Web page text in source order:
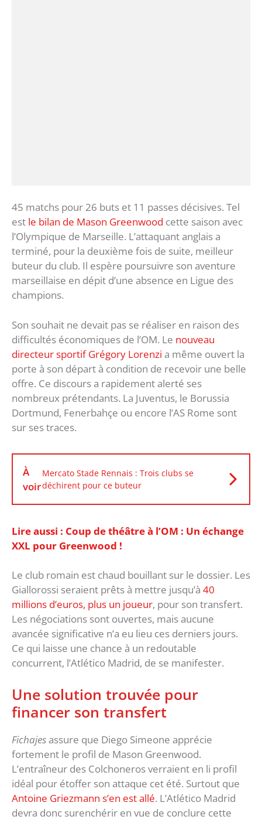
45 matchs pour 26 buts et 11 passes décisives. Tel
est le bilan de Mason Greenwood cette saison avec
l’Olympique de Marseille. L’attaquant anglais a
terminé, pour la deuxième fois de suite, meilleur
buteur du club. Il espère poursuivre son aventure
marseillaise en dépit d’une absence en Ligue des
champions.
Son souhait ne devait pas se réaliser en raison des
difficultés économiques de l’OM. Le nouveau
directeur sportif Grégory Lorenzi a même ouvert la
porte à son départ à condition de recevoir une belle
offre. Ce discours a rapidement alerté ses
nombreux prétendants. La Juventus, le Borussia
Dortmund, Fenerbahçe ou encore l’AS Rome sont
sur ses traces.
À
voir
Mercato Stade Rennais : Trois clubs se
déchirent pour ce buteur
Lire aussi : Coup de théâtre à l’OM : Un échange
XXL pour Greenwood !
Le club romain est chaud bouillant sur le dossier. Les
Giallorossi seraient prêts à mettre jusqu’à 40
millions d’euros, plus un joueur, pour son transfert.
Les négociations sont ouvertes, mais aucune
avancée significative n’a eu lieu ces derniers jours.
Ce qui laisse une chance à un redoutable
concurrent, l’Atlético Madrid, de se manifester.
Une solution trouvée pour
financer son transfert
Fichajesassure que Diego Simeone apprécie
fortement le profil de Mason Greenwood.
L’entraîneur des Colchoneros verraient en li profil
idéal pour étoffer son attaque cet été. Surtout que
Antoine Griezmann s’en est allé. L’Atlético Madrid
devra donc surenchérir en vue de conclure cette